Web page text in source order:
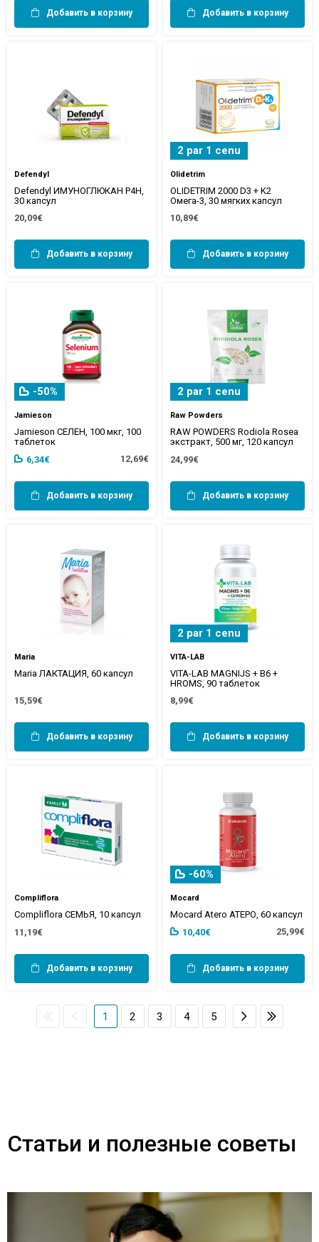
Добавить в корзину Добавить в корзину
Defendyl
Defendyl ИМУНОГЛЮКАН P4H,
30 капсул
20,09€
Добавить в корзину
2 par 1 cenu
Olidetrim
OLIDETRIM 2000 D3 + K2
Омега-3, 30 мягких капсул
10,89€
Добавить в корзину
-50%
Jamieson
Jamieson СЕЛЕН, 100 мкг, 100
таблеток
6,34€
12,69€
Добавить в корзину
2 par 1 cenu
Raw Powders
RAW POWDERS Rodiola Rosea
экстракт, 500 мг, 120 капсул
24,99€
Добавить в корзину
Maria
Maria ЛАКТАЦИЯ, 60 капсул
15,59€
Добавить в корзину
2 par 1 cenu
VITA-LAB
VITA-LAB MAGNIJS + B6 +
HROMS, 90 таблеток
8,99€
Добавить в корзину
Compliflora
Compliflora СЕМЬЯ, 10 капсул
11,19€
Добавить в корзину
-60%
Mocard
Mocard Atero АТЕРО, 60 капсул
10,40€
25,99€
Добавить в корзину
1 2 3 4 5
Статьи и полезные советы